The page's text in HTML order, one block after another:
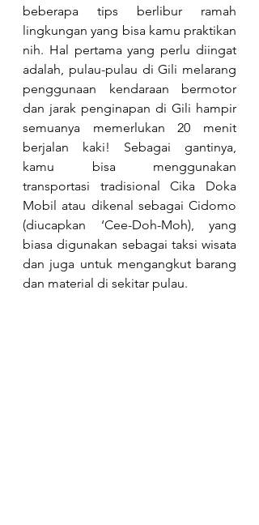
beberapa tips berlibur ramah
lingkungan yang bisa kamu praktikan
nih. Hal pertama yang perlu diingat
adalah, pulau-pulau di Gili melarang
penggunaan kendaraan bermotor
dan jarak penginapan di Gili hampir
semuanya memerlukan 20 menit
berjalan kaki! Sebagai gantinya,
kamu bisa menggunakan
transportasi tradisional Cika Doka
Mobil atau dikenal sebagai Cidomo
(diucapkan ‘Cee-Doh-Moh), yang
biasa digunakan sebagai taksi wisata
dan juga untuk mengangkut barang
dan material di sekitar pulau.